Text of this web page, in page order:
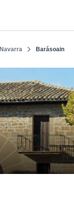
Navarra Barásoain